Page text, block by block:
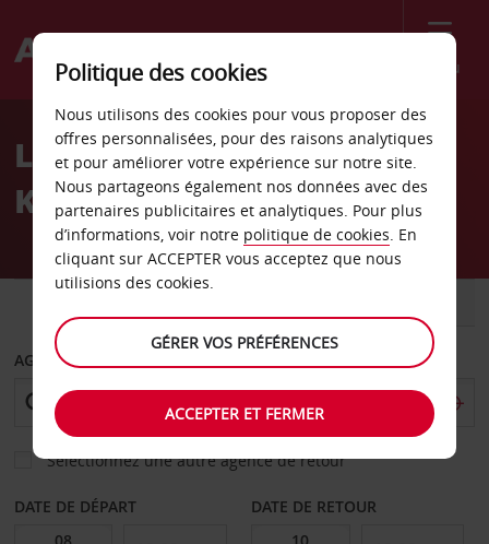
Menu
Welcome
AvisLocation de voiture
Kongsberg
AGENCE DE DÉPART
Sélectionnez une autre agence de retour
DATE DE DÉPART DATE DE RETOUR
Politique des cookies
Nous utilisons des cookies pour vous proposer des
offres personnalisées, pour des raisons analytiques
et pour améliorer votre expérience sur notre site.
Nous partageons également nos données avec des
partenaires publicitaires et analytiques. Pour plus
d’informations, voir notre politique de cookies. En
cliquant sur ACCEPTER vous acceptez que nous
utilisions des cookies.
GÉRER VOS PRÉFÉRENCES
ACCEPTER ET FERMER